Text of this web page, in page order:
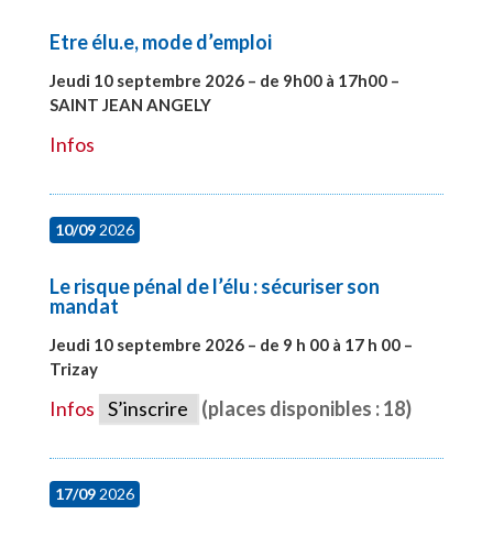
Etre élu.e, mode d’emploi
Jeudi 10 septembre 2026 – de 9h00 à 17h00 –
SAINT JEAN ANGELY
Infos
10/092026
Le risque pénal de l’élu : sécuriser son
mandat
Jeudi 10 septembre 2026 – de 9 h 00 à 17 h 00 –
Trizay
Infos S’inscrire (places disponibles : 18)
17/092026